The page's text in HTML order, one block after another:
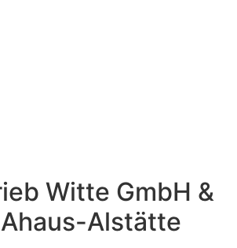
Witte GmbH &
Alstätte